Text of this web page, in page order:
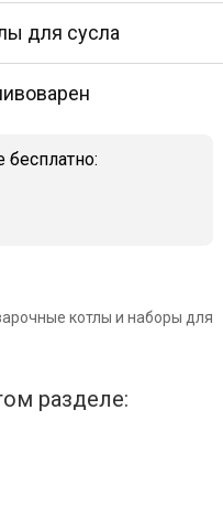
для сусла
бесплатно:
котлы и наборы для
разделе: